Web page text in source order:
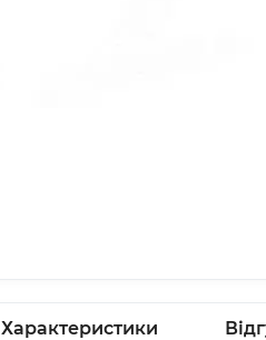
Характеристики